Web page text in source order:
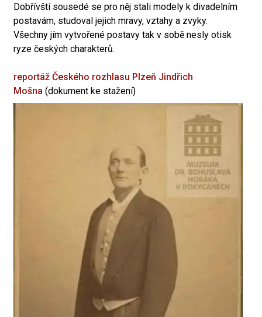
Dobřívští sousedé se pro něj stali modely k divadelním
postavám, studoval jejich mravy, vztahy a zvyky.
Všechny jím vytvořené postavy tak v sobě nesly otisk
ryze českých charakterů.
reportáž Českého rozhlasu Plzeň Jindřich
Mošna (dokument ke stažení)